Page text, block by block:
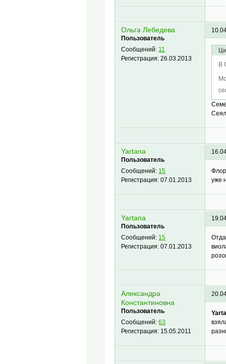
Ольга Лебедева
Пользователь
Сообщений: 11
Регистрация:26.03.2013
В
Yartana
Пользователь
Сообщений: 15
Регистрация:07.01.2013
уже
Yartana
Пользователь
Сообщений: 15
Регистрация:07.01.2013
Александра
Константиновна
Пользователь
Сообщений:63
Регистрация: 15.05.2011